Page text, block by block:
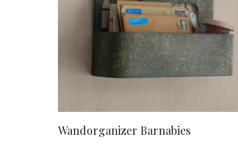
Wandorganizer Barnabies